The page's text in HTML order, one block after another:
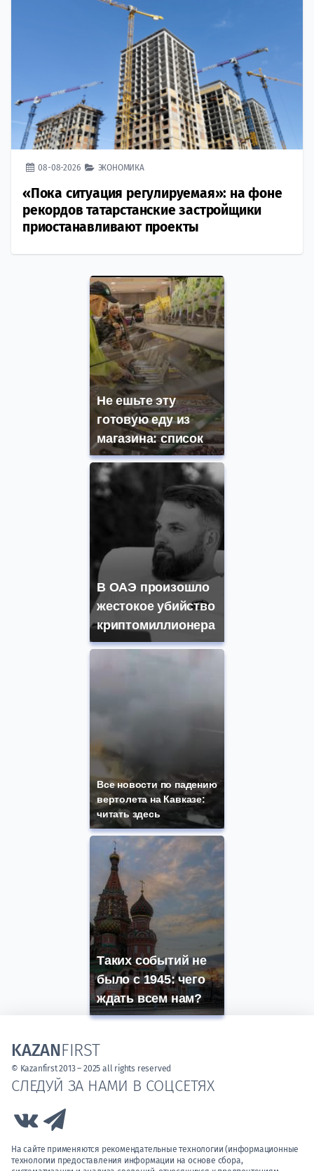
08-08-2026 ЭКОНОМИКА
«Пока ситуация регулируемая»: на фоне
рекордов татарстанские застройщики
приостанавливают проекты
Не ешьте эту
готовую еду из
магазина: список
В ОАЭ произошло
жестокое убийство
криптомиллионера
Все новости по падению
вертолета на Кавказе:
читать здесь
Таких событий не
было с 1945: чего
ждать всем нам?
СЛЕДУЙ ЗА НАМИ В СОЦСЕТЯХ
Link to Vk
На сайте применяются рекомендательные технологии (информационные
технологии предоставления информации на основе сбора,
KAZANFIRST
© Kazanfirst 2013 – 2025 all rights reserved